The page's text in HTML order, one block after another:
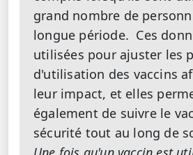
grand nombre de
longue période. Ces
utilisées pour ajuster les
d'utilisation des vaccins
leur impact, et elles
également de suivre le
sécurité tout au long de